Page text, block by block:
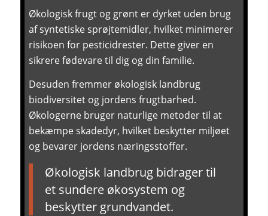
Økologisk frugt og grønt er dyrket uden brug
af syntetiske sprøjtemidler, hvilket minimerer
risikoen for pesticidrester. Dette giver en
sikrere fødevare til dig og din familie.
Desuden fremmer økologisk landbrug
biodiversitet og jordens frugtbarhed.
Økologerne bruger naturlige metoder til at
bekæmpe skadedyr, hvilket beskytter miljøet
og bevarer jordens næringsstoffer.
Økologisk landbrug bidrager til
et sundere økosystem og
beskytter grundvandet.